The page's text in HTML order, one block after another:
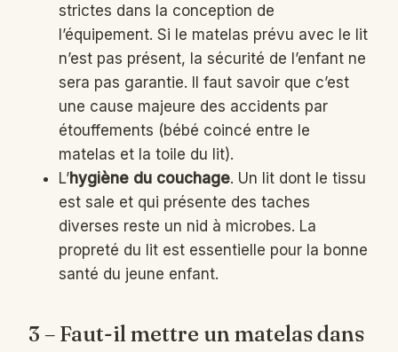
strictes dans la conception de
l’équipement. Si le matelas prévu avec le lit
n’est pas présent, la sécurité de l’enfant ne
sera pas garantie. Il faut savoir que c’est
une cause majeure des accidents par
étouffements (bébé coincé entre le
matelas et la toile du lit).
L’hygiène du couchage. Un lit dont le tissu
est sale et qui présente des taches
diverses reste un nid à microbes. La
propreté du lit est essentielle pour la bonne
santé du jeune enfant.
3 – Faut-il mettre un matelas dans